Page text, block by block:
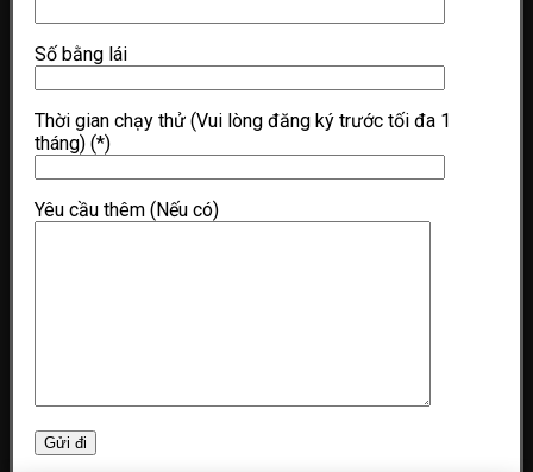
Số bằng lái
Thời gian chạy thử (Vui lòng đăng ký trước tối đa 1
tháng) (*)
Yêu cầu thêm (Nếu có)